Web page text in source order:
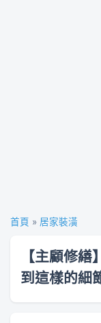
首頁 » 居家裝潢
【主顧修
到這樣的細